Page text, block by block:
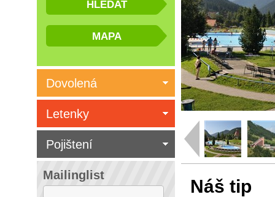
Náš tip
Dovolená
Mailinglist
Letenky
Pojištení